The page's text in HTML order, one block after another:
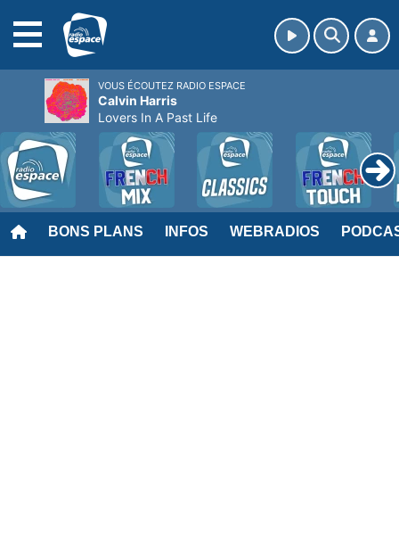
BONS PLANS INFOS WEBRADIOS
VOUS ÉCOUTEZ RADIO ESPACE
Calvin Harris
Lovers In A Past Life